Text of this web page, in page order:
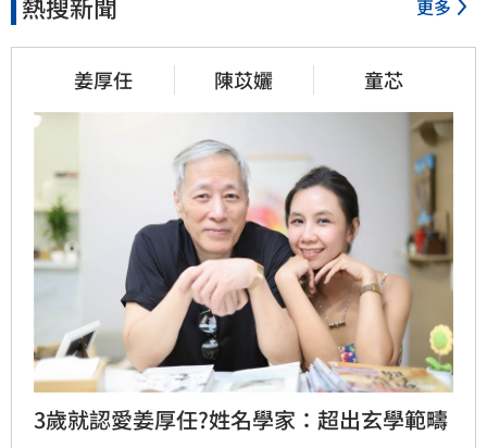
更多
姜厚任 陳苡孋 童芯
3歲就認愛姜厚任?姓名學家：超出玄學範疇